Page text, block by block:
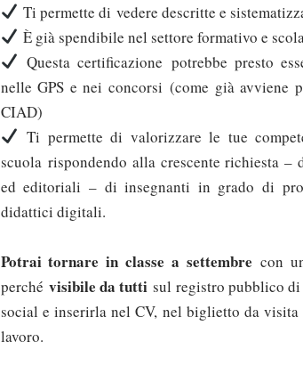
Ti permette di vedere descritte e
È già spendibile nel settore formativo e
Questa certificazione potrebbe presto
nelle GPS e nei concorsi (come già avviene
CIAD)
Ti permette di valorizzare le tue
scuola rispondendo alla crescente richiesta –
ed editoriali – di insegnanti in grado di
didattici digitali.
Potrai tornare in classe a settembrecon
perché visibile da tutti sul registro pubblico
social e inserirla nel CV, nel biglietto da
lavoro.